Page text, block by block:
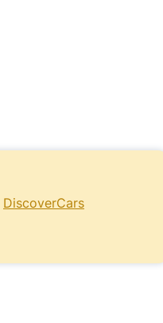
DiscoverCars